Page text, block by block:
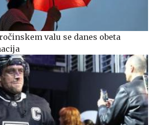
valu se danes obeta